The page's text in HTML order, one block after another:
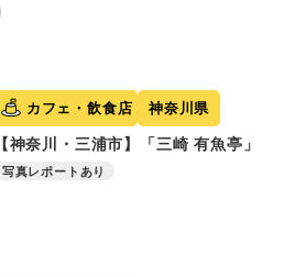
カフェ・飲食店 神奈川県
【神奈川・三浦市】「三崎 有魚亭」
写真レポートあり